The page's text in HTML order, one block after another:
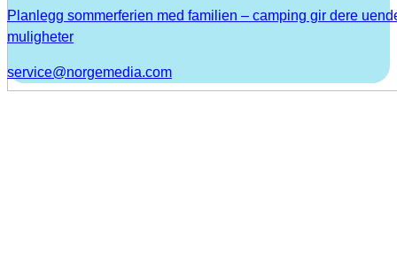
Planlegg sommerferien med familien – camping gir dere
muligheter
service@norgemedia.com